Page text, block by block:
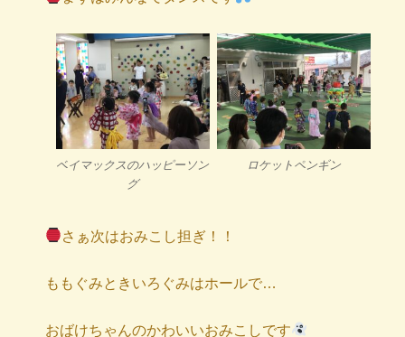
ベイマックスのハッピーソン
グ
ロケットペンギン
さぁ次はおみこし担ぎ！！
ももぐみときいろぐみはホールで…
おばけちゃんのかわいいおみこしです